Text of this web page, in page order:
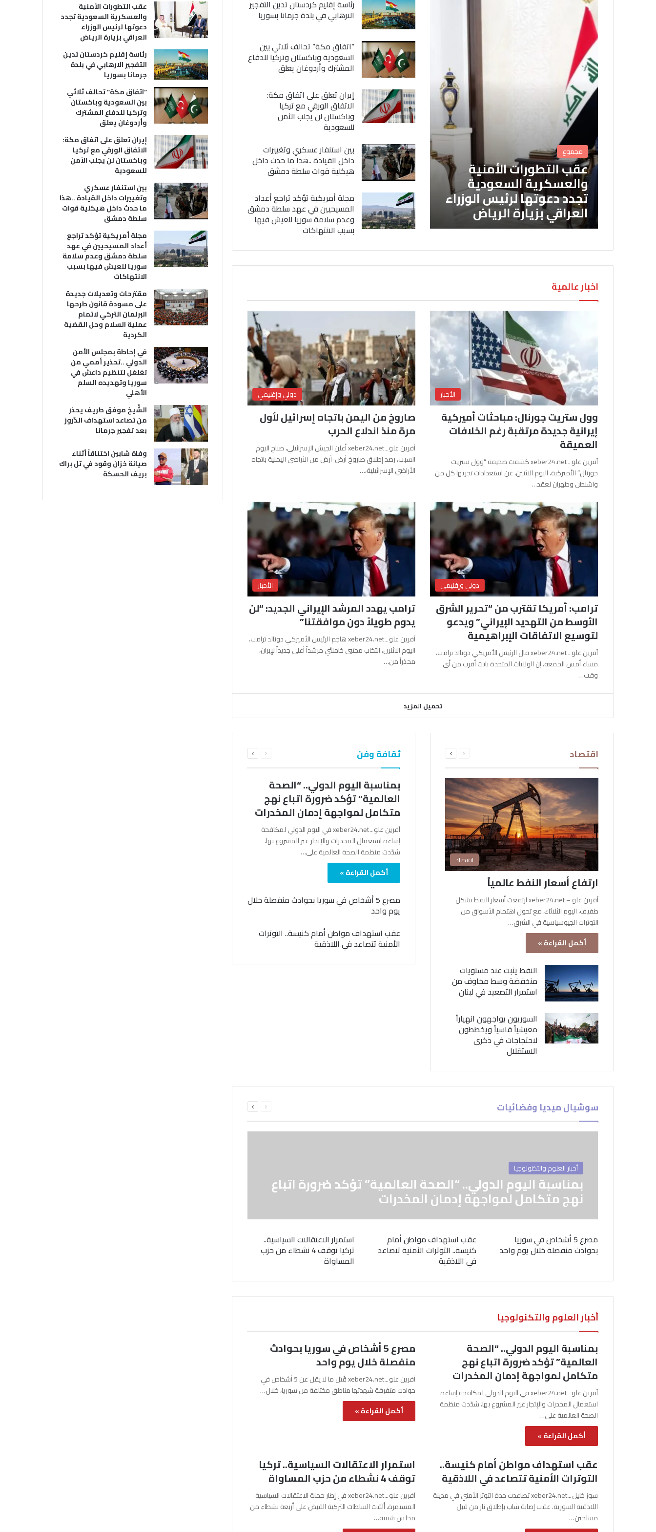
مجموع
عقب التطورات الأمنية
والعسكرية السعودية
تجدد دعوتها لرئيس الوزراء
العراقي بزيارة الرياض
رئاسة إقليم كردستان تدين التفجير
الارهابي في بلدة جرمانا بسوريا
“اتفاق مكة” تحالف ثلاثي بين
السعودية وباكستان وتركيا للدفاع
المشترك وأردوغان يعلق
إيران تعلق على اتفاق مكة:
الاتفاق الورقي مع تركيا
وباكستان لن يجلب الأمن
للسعودية
بين استنفار عسكري وتغييرات
داخل القيادة ..هذا ما حدث داخل
هيكلية قوات سلطة دمشق
مجلة أمريكية تؤكد تراجع أعداد
المسيحيين في عهد سلطة دمشق
وعدم سلامة سوريا للعيش فيها
بسبب الانتهاكات
اخبار عالمية
الأخبار
وول ستريت جورنال: مباحثات أميركية
إيرانية جديدة مرتقبة رغم الخلافات
العميقة
آفرين علو ـ xeber24.net كشفت صحيفة “وول ستريت
جورنال” الأميركية، اليوم الاثنين، عن استعدادات تجريها كل من
واشنطن وطهران لعقد…
دولي وإقليمي
صاروخ من اليمن باتجاه إسرائيل لأول
مرة منذ اندلاع الحرب
آفرين علو ـ xeber24.net أعلن الجيش الإسرائيلي، صباح اليوم
السبت، رصد إطلاق صاروخ أرض-أرض من الأراضي اليمنية باتجاه
الأراضي الإسرائيلية،…
دولي وإقليمي
ترامب: أمريكا تقترب من “تحرير الشرق
الأوسط من التهديد الإيراني” ويدعو
لتوسيع الاتفاقات الإبراهيمية
آفرين علو ـ xeber24.net قال الرئيس الأمريكي دونالد ترامب،
مساء أمس الجمعة، إن الولايات المتحدة باتت أقرب من أي
وقت…
الأخبار
ترامب يهدد المرشد الإيراني الجديد: “لن
يدوم طويلاً دون موافقتنا”
آفرين علو ـ xeber24.net هاجم الرئيس الأميركي دونالد ترامب،
اليوم الاثنين، انتخاب مجتبى خامنئي مرشداً أعلى جديداً لإيران،
محذراً من…
تحميل المزيد
اقتصاد الصفحةالصفحة
اقتصاد
ارتفاع أسعار النفط عالمياً
آفرين علو – xeber24.net ارتفعت أسعار النفط بشكل
طفيف، اليوم الثلاثاء، مع تحول اهتمام الأسواق من
التوترات الجيوسياسية في الشرق…
أكمل القراءة »
النفط يثبت عند مستويات
منخفضة وسط مخاوف من
استمرار التصعيد في لبنان
السوريون يواجهون انهياراً
معيشياً قاسياً ويخططون
لاحتجاجات في ذكرى
الاستقلال
ثقافة وفن الصفحةالصفحة
بمناسبة اليوم الدولي.. “الصحة
العالمية” تؤكد ضرورة اتباع نهج
متكامل لمواجهة إدمان المخدرات
آفرين علو ـ xeber24.net في اليوم الدولي لمكافحة
إساءة استعمال المخدرات والإتجار غير المشروع بها،
شدّدت منظمة الصحة العالمية على…
أكمل القراءة »
مصرع 5 أشخاص في سوريا بحوادث منفصلة خلال
يوم واحد
عقب استهداف مواطن أمام كنيسة.. التوترات
الأمنية تتصاعد في اللاذقية
سوشيال ميديا وفضائيات الصفحةالصفحة
أخبار العلوم والتكنولوجيا
بمناسبة اليوم الدولي.. “الصحة العالمية” تؤكد ضرورة اتباع
نهج متكامل لمواجهة إدمان المخدرات
مصرع 5 أشخاص في سوريا
بحوادث منفصلة خلال يوم واحد
عقب استهداف مواطن أمام
كنيسة.. التوترات الأمنية تتصاعد
في اللاذقية
استمرار الاعتقالات السياسية..
تركيا توقف 4 نشطاء من حزب
المساواة
أخبار العلوم والتكنولوجيا
بمناسبة اليوم الدولي.. “الصحة
العالمية” تؤكد ضرورة اتباع نهج
متكامل لمواجهة إدمان المخدرات
آفرين علو ـ xeber24.net في اليوم الدولي لمكافحة إساءة
استعمال المخدرات والإتجار غير المشروع بها، شدّدت منظمة
الصحة العالمية على…
أكمل القراءة »
مصرع 5 أشخاص في سوريا بحوادث
منفصلة خلال يوم واحد
آفرين علو ـ xeber24.net قُتل ما لا يقل عن 5 أشخاص في
حوادث متفرقة شهدتها مناطق مختلفة من سوريا، خلال…
أكمل القراءة »
عقب استهداف مواطن أمام كنيسة..
التوترات الأمنية تتصاعد في اللاذقية
سوز خليل ـ xeber24.net تصاعدت حدة التوتر الأمني في مدينة
اللاذقية السورية، عقب إصابة شاب بإطلاق نار من قبل
مسلحين…
استمرار الاعتقالات السياسية.. تركيا
توقف 4 نشطاء من حزب المساواة
آفرين علو ـ xeber24.net في إطار حملة الاعتقالات السياسية
المستمرة، ألقت السلطات التركية القبض على أربعة نشطاء من
مجلس شبيبة…
عقب التطورات الأمنية
والعسكرية السعودية تجدد
دعوتها لرئيس الوزراء
العراقي بزيارة الرياض
رئاسة إقليم كردستان تدين
التفجير الارهابي في بلدة
جرمانا بسوريا
“اتفاق مكة” تحالف ثلاثي
بين السعودية وباكستان
وتركيا للدفاع المشترك
وأردوغان يعلق
إيران تعلق على اتفاق مكة:
الاتفاق الورقي مع تركيا
وباكستان لن يجلب الأمن
للسعودية
بين استنفار عسكري
وتغييرات داخل القيادة ..هذا
ما حدث داخل هيكلية قوات
سلطة دمشق
مجلة أمريكية تؤكد تراجع
أعداد المسيحيين في عهد
سلطة دمشق وعدم سلامة
سوريا للعيش فيها بسبب
الانتهاكات
مقترحات وتعديلات جديدة
على مسودة قانون طرحها
البرلمان التركي لاتمام
عملية السلام وحل القضية
الكردية
في إحاطة بمجلس الأمن
الدولي ..تحذير أممي من
تغلغل لتنظيم داعش في
سوريا وتهديده السلم
الأهلي
الشَّيخ موفق طريف يحذر
من تصاعد استهداف الدَّروز
بعد تفجير جرمانا
وفاة شابين اختناقاً أثناء
صيانة خزان وقود في تل براك
بريف الحسكة